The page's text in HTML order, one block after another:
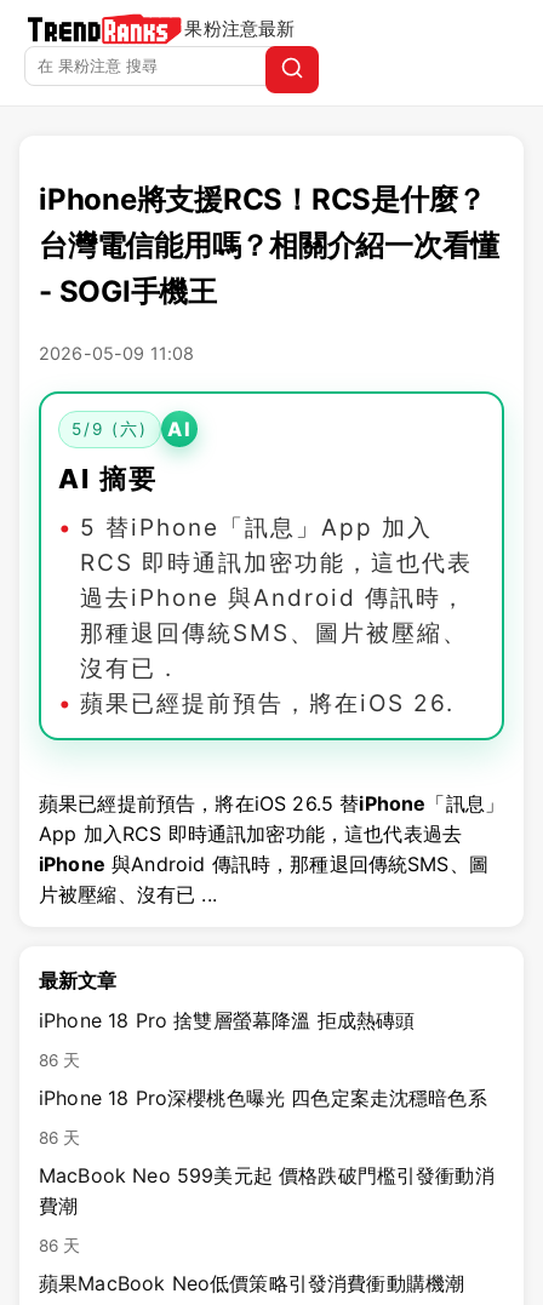
果粉注意最新
iPhone將支援RCS！RCS是什麼？
台灣電信能用嗎？相關介紹一次看懂
- SOGI手機王
2026-05-09 11:08
5/9 (六) AI
AI 摘要
5 替iPhone「訊息」App 加入
RCS 即時通訊加密功能，這也代表
過去iPhone 與Android 傳訊時，
那種退回傳統SMS、圖片被壓縮、
沒有已 .
蘋果已經提前預告，將在iOS 26.
蘋果已經提前預告，將在iOS 26.5 替iPhone 「訊息」
App 加入RCS 即時通訊加密功能，這也代表過去
iPhone 與Android 傳訊時，那種退回傳統SMS、圖
片被壓縮、沒有已 ...
最新文章
iPhone 18 Pro 捨雙層螢幕降溫 拒成熱磚頭
86 天
iPhone 18 Pro深櫻桃色曝光 四色定案走沈穩暗色系
86 天
MacBook Neo 599美元起 價格跌破門檻引發衝動消
費潮
86 天
蘋果MacBook Neo低價策略引發消費衝動購機潮